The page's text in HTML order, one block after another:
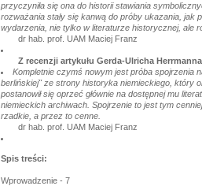
przyczyniła się ona do historii stawiania
rozważania stały się kanwą do próby ukazania,
wydarzenia, nie tylko w literaturze historycznej, ale
dr hab. prof. UAM Maciej Franz
Z recenzji artykułu Gerda-Ulricha
Kompletnie czymś nowym jest próba spojrzenia
berlińskiej" ze strony historyka niemieckiego, który
postanowił się oprzeć głównie na dostępnej mu
niemieckich archiwach. Spojrzenie to jest tym
rzadkie, a przez to cenne.
dr hab. prof. UAM Maciej Franz
Spis treści:
Wprowadzenie - 7